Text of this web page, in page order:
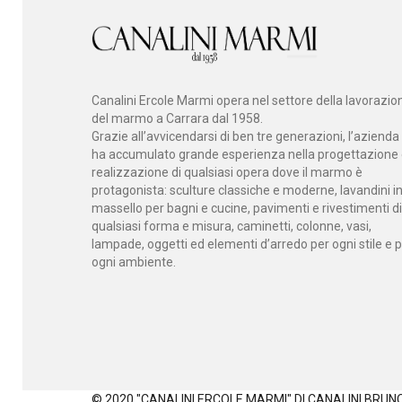
Canalini Ercole Marmi opera nel settore della
del marmo a Carrara dal 1958.
Grazie all’avvicendarsi di ben tre generazioni, l’azienda
ha accumulato grande esperienza nella progettazione
realizzazione di qualsiasi opera dove il marmo è
protagonista: sculture classiche e moderne, lavandini in
massello per bagni e cucine, pavimenti e rivestimenti di
qualsiasi forma e misura, caminetti, colonne, vasi,
lampade, oggetti ed elementi d’arredo per ogni stile e
ogni ambiente.